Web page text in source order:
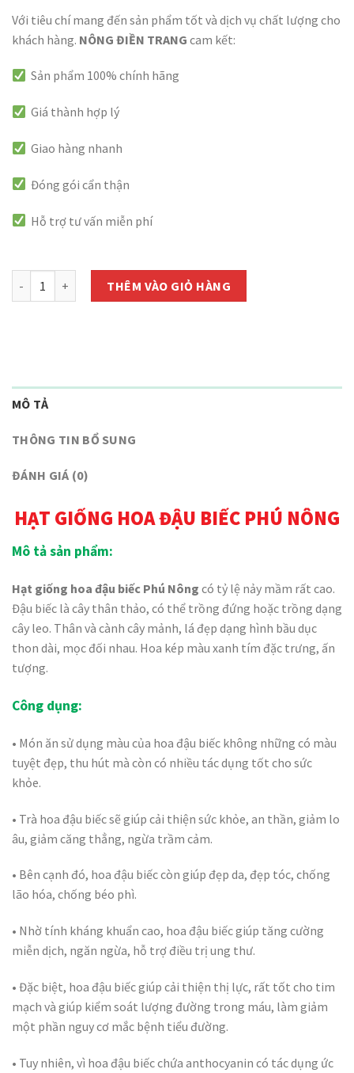
Với tiêu chí mang đến sản phẩm tốt và dịch vụ chất lượng cho
khách hàng. NÔNG ĐIỀN TRANG cam kết:
Sản phẩm 100% chính hãng
Giá thành hợp lý
Giao hàng nhanh
Đóng gói cẩn thận
Hỗ trợ tư vấn miễn phí
Hạt Giống Hoa Đậu Biếc Phú Nông - Gói 20 Hạt số lượng
THÊM VÀO GIỎ HÀNG
MÔ TẢ
THÔNG TIN BỔ SUNG
ĐÁNH GIÁ (0)
HẠT GIỐNG HOA ĐẬU BIẾC PHÚ NÔNG
Mô tả sản phẩm:
Hạt giống hoa đậu biếc Phú Nông có tỷ lệ nảy mầm rất cao.
Đậu biếc là cây thân thảo, có thể trồng đứng hoặc trồng dạng
cây leo. Thân và cành cây mảnh, lá đẹp dạng hình bầu dục
thon dài, mọc đối nhau. Hoa kép màu xanh tím đặc trưng, ấn
tượng.
Công dụng:
• Món ăn sử dụng màu của hoa đậu biếc không những có màu
tuyệt đẹp, thu hút mà còn có nhiều tác dụng tốt cho sức
khỏe.
• Trà hoa đậu biếc sẽ giúp cải thiện sức khỏe, an thần, giảm lo
âu, giảm căng thẳng, ngừa trầm cảm.
• Bên cạnh đó, hoa đậu biếc còn giúp đẹp da, đẹp tóc, chống
lão hóa, chống béo phì.
• Nhờ tính kháng khuẩn cao, hoa đậu biếc giúp tăng cường
miễn dịch, ngăn ngừa, hỗ trợ điều trị ung thư.
• Đặc biệt, hoa đậu biếc giúp cải thiện thị lực, rất tốt cho tim
mạch và giúp kiểm soát lượng đường trong máu, làm giảm
một phần nguy cơ mắc bệnh tiểu đường.
• Tuy nhiên, vì hoa đậu biếc chứa anthocyanin có tác dụng ức